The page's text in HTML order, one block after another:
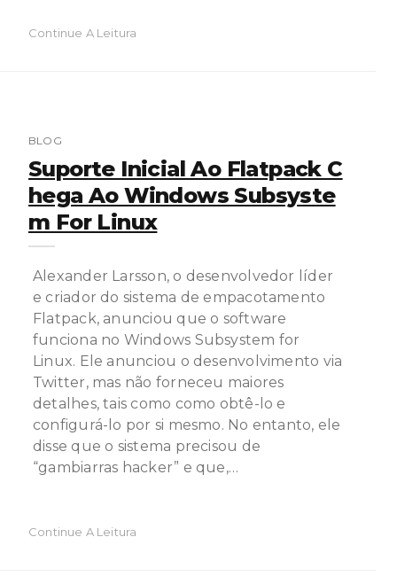
Continue A Leitura
BLOG
Suporte Inicial Ao Flatpack C
Hega Ao Windows Subsyste
M For Linux
Alexander Larsson, o desenvolvedor líder
e criador do sistema de empacotamento
Flatpack, anunciou que o software
funciona no Windows Subsystem for
Linux. Ele anunciou o desenvolvimento via
Twitter, mas não forneceu maiores
detalhes, tais como como obtê-lo e
configurá-lo por si mesmo. No entanto, ele
disse que o sistema precisou de
“gambiarras hacker” e que,…
Continue A Leitura